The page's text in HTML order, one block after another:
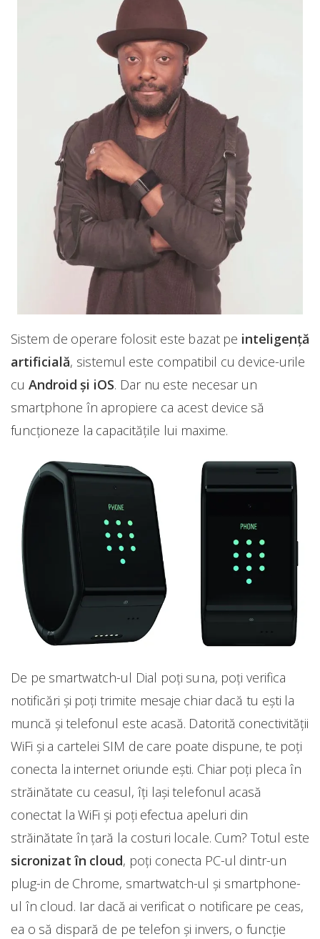
Sistem de operare folosit este bazat pe inteligență
artificială, sistemul este compatibil cu device-urile
cu Android și iOS. Dar nu este necesar un
smartphone în apropiere ca acest device să
funcționeze la capacitățile lui maxime.
De pe smartwatch-ul Dial poți suna, poți verifica
notificări și poți trimite mesaje chiar dacă tu ești la
muncă și telefonul este acasă. Datorită conectivității
WiFi și a cartelei SIM de care poate dispune, te poți
conecta la internet oriunde ești. Chiar poți pleca în
străinătate cu ceasul, îți lași telefonul acasă
conectat la WiFi și poți efectua apeluri din
străinătate în țară la costuri locale. Cum? Totul este
sicronizat în cloud, poți conecta PC-ul dintr-un
plug-in de Chrome, smartwatch-ul și smartphone-
ul în cloud. Iar dacă ai verificat o notificare pe ceas,
ea o să dispară de pe telefon și invers, o funcție